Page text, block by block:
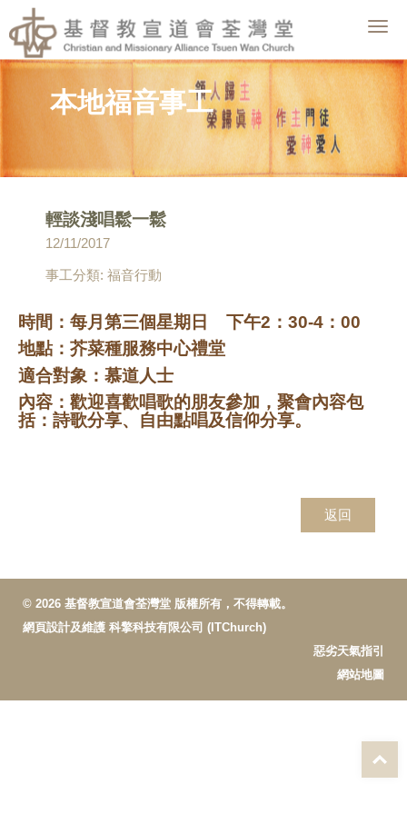
本地福音事工
輕談淺唱鬆一鬆
12/11/2017
事工分類: 福音行動
時間：每月第三個星期日 下午2 ：30-4：00
地點：芥菜種服務中心禮堂
適合對象：慕道人士
內容：歡迎喜歡唱歌的朋友參加，聚會內容包
括：詩歌分享、自由點唱及信仰分享。
返回
© 2026 基督教宣道會荃灣堂 版權所有，不得轉載。
網頁設計及維護 科擎科技有限公司 (ITChurch)
惡劣天氣指引
網站地圖